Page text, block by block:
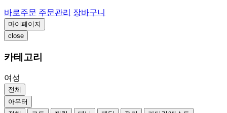
바로주문 주문관리 장바구니
마이페이지
close
카테고리
여성
전체
아우터